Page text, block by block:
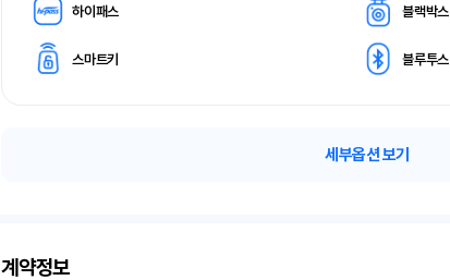
하이패스 블랙박스
스마트키 블루투스
세부옵션 보기
계약정보